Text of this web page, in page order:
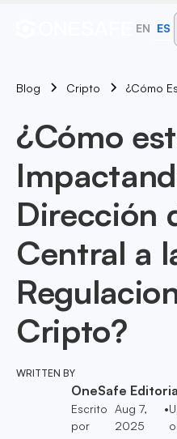
EN ES
Blog Cripto
¿Cómo
Dirección
Central a
Cripto?
WRITTEN BY
OneSafe
Escrito
por
Aug 7,
2025
•